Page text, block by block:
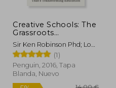
Creative Schools: The
Grassroots
Revolution That's
Transforming
Education (en Inglés)
Sir Ken Robinson Phd; Lou
Aronica
(1)
Penguin, 2016, Tapa
Blanda, Nuevo